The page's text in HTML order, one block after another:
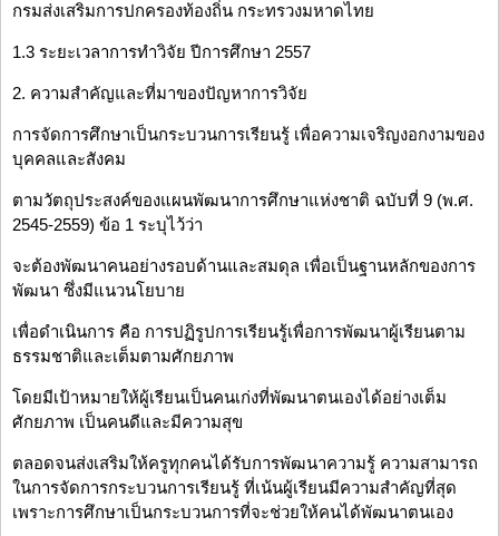
กรมส่งเสริมการปกครองท้องถิ่น กระทรวงมหาดไทย
1.3 ระยะเวลาการทำวิจัย ปีการศึกษา 2557
2. ความสำคัญและที่มาของปัญหาการวิจัย
การจัดการศึกษาเป็นกระบวนการเรียนรู้ เพื่อความเจริญงอกงามของ
บุคคลและสังคม
ตามวัตถุประสงค์ของแผนพัฒนาการศึกษาแห่งชาติ ฉบับที่ 9 (พ.ศ.
2545-2559) ข้อ 1 ระบุไว้ว่า
จะต้องพัฒนาคนอย่างรอบด้านและสมดุล เพื่อเป็นฐานหลักของการ
พัฒนา ซึ่งมีแนวนโยบาย
เพื่อดำเนินการ คือ การปฏิรูปการเรียนรู้เพื่อการพัฒนาผู้เรียนตาม
ธรรมชาติและเต็มตามศักยภาพ
โดยมีเป้าหมายให้ผู้เรียนเป็นคนเก่งที่พัฒนาตนเองได้อย่างเต็ม
ศักยภาพ เป็นคนดีและมีความสุข
ตลอดจนส่งเสริมให้ครูทุกคนได้รับการพัฒนาความรู้ ความสามารถ
ในการจัดการกระบวนการเรียนรู้ ที่เน้นผู้เรียนมีความสำคัญที่สุด
เพราะการศึกษาเป็นกระบวนการที่จะช่วยให้คนได้พัฒนาตนเอง